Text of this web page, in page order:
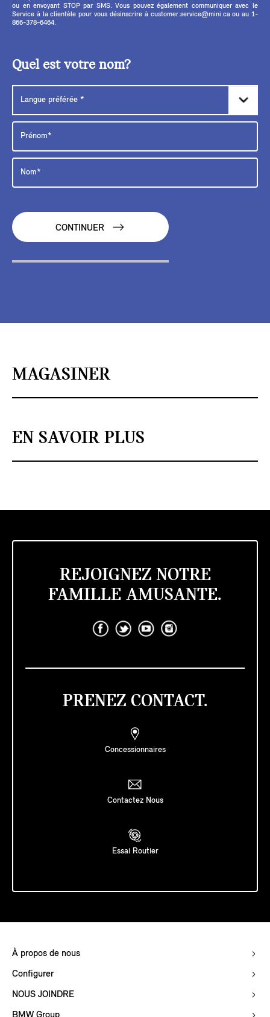
ou en envoyant STOP par SMS. Vous pouvez également communiquer avec le
Service à la clientèle pour vous désinscrire à customer.service@mini.ca ou au 1-
866-378-6464.
Quel est votre nom?
CONTINUER
MAGASINER
EN SAVOIR PLUS
REJOIGNEZ NOTRE
FAMILLE AMUSANTE.
PRENEZ CONTACT.
Concessionnaires
Contactez Nous
Essai Routier
À propos de nous
Configurer
NOUS JOINDRE